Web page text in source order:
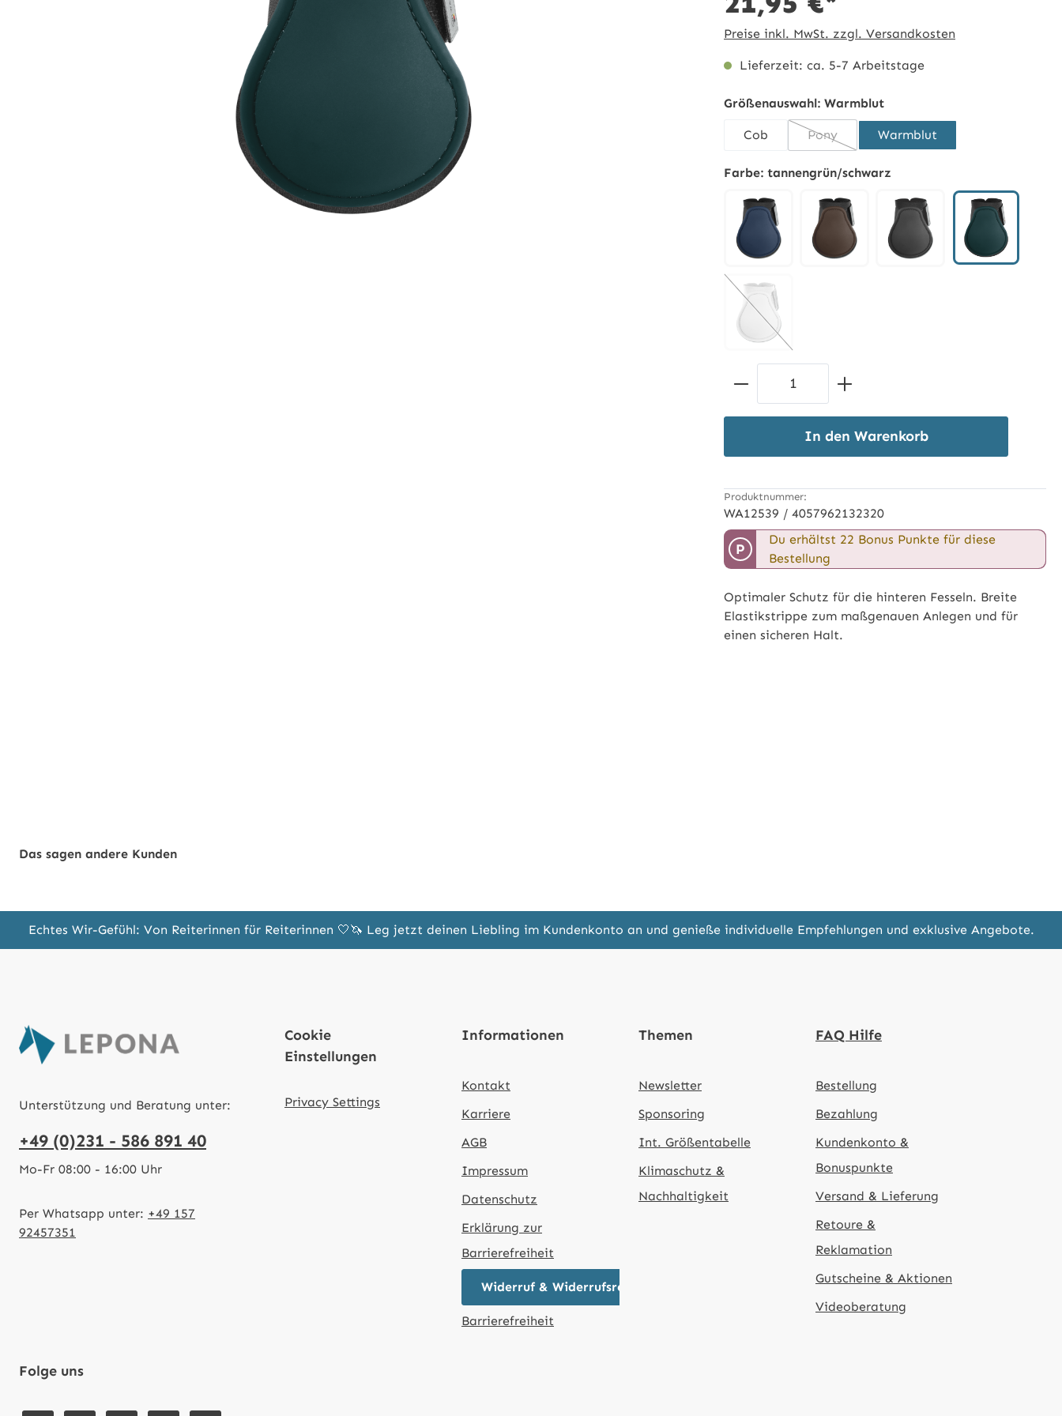
Preise inkl. MwSt. zzgl. Versandkosten
Lieferzeit: ca. 5-7 Arbeitstage
Größenauswahl: Warmblut
Cob Pony
(Diese Option ist zurzeit nicht verfügbar.)
Warmblut
Farbe: tannengrün/schwarz
weiß
(Diese Option ist zurzeit nicht verfügbar.)
Produkt Anzahl: Gib den
In den Warenkorb
Produktnummer:
WA12539 / 4057962132320
P
Du erhältst 22 Bonus Punkte für diese
Bestellung
Optimaler Schutz für die hinteren Fesseln. Breite
Elastikstrippe zum maßgenauen Anlegen und für
einen sicheren Halt.
Das sagen andere Kunden
Echtes Wir-Gefühl: Von Reiterinnen für Reiterinnen 🤍🦄 Leg jetzt deinen Liebling im Kundenkonto an und genieße individuelle Empfehlungen und exklusive Angebote.
Unterstützung und Beratung unter:
+49 (0)231 - 586 891 40
Mo-Fr 08:00 - 16:00 Uhr
Per Whatsapp unter: +49 157
92457351
Cookie
Einstellungen
Privacy Settings
Informationen
Kontakt
Karriere
AGB
Impressum
Datenschutz
Erklärung zur
Barrierefreiheit
Widerruf & Widerrufsrecht
Barrierefreiheit
Themen
Newsletter
Sponsoring
Int. Größentabelle
Klimaschutz &
Nachhaltigkeit
FAQ Hilfe
Bestellung
Bezahlung
Kundenkonto &
Bonuspunkte
Versand & Lieferung
Retoure &
Reklamation
Gutscheine & Aktionen
Videoberatung
Folge uns